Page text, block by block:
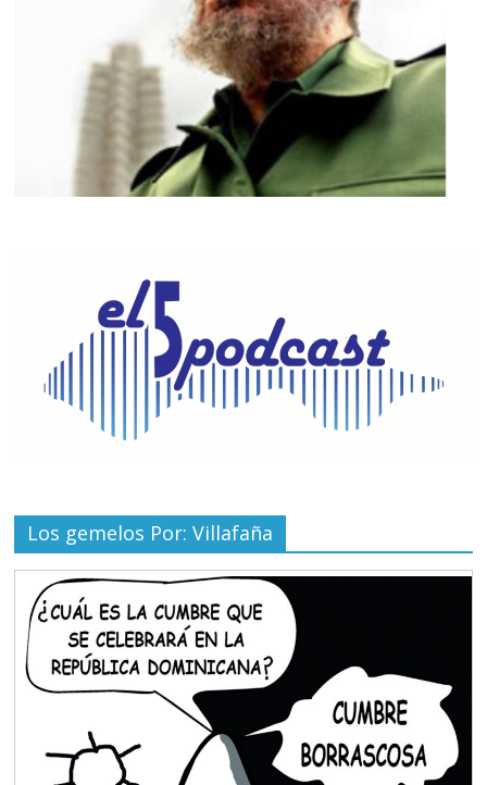
Los gemelos Por: Villafaña